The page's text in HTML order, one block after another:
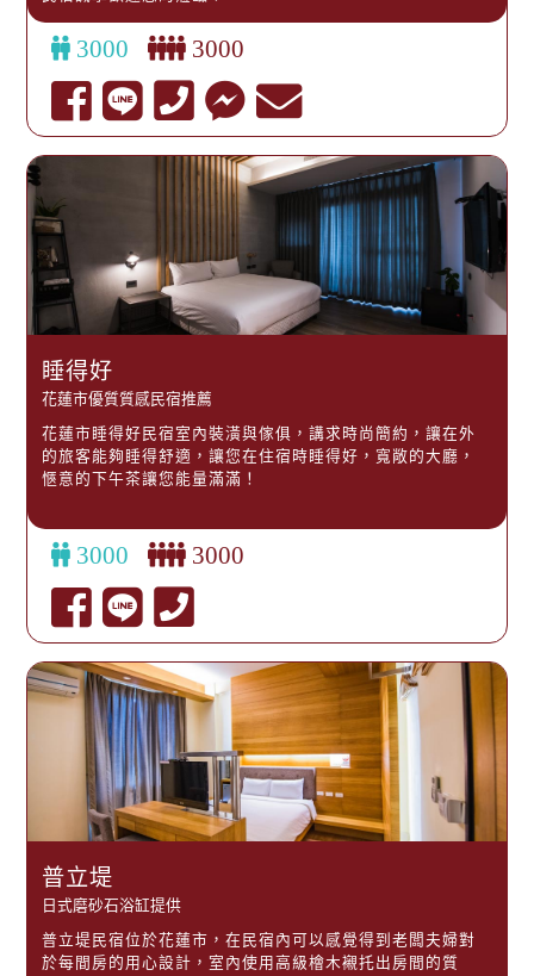
3000 3000
睡得好
花蓮市優質質感民宿推薦
花蓮市睡得好民宿室內裝潢與傢俱，講求時尚簡約，讓在外
的旅客能夠睡得舒適，讓您在住宿時睡得好，寬敞的大廳，
愜意的下午茶讓您能量滿滿！
3000 3000
普立堤
日式磨砂石浴缸提供
普立堤民宿位於花蓮市，在民宿內可以感覺得到老闆夫婦對
於每間房的用心設計，室內使用高級檜木襯托出房間的質